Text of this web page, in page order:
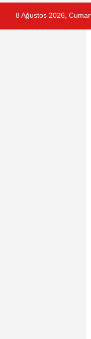
8 Ağustos 2026,